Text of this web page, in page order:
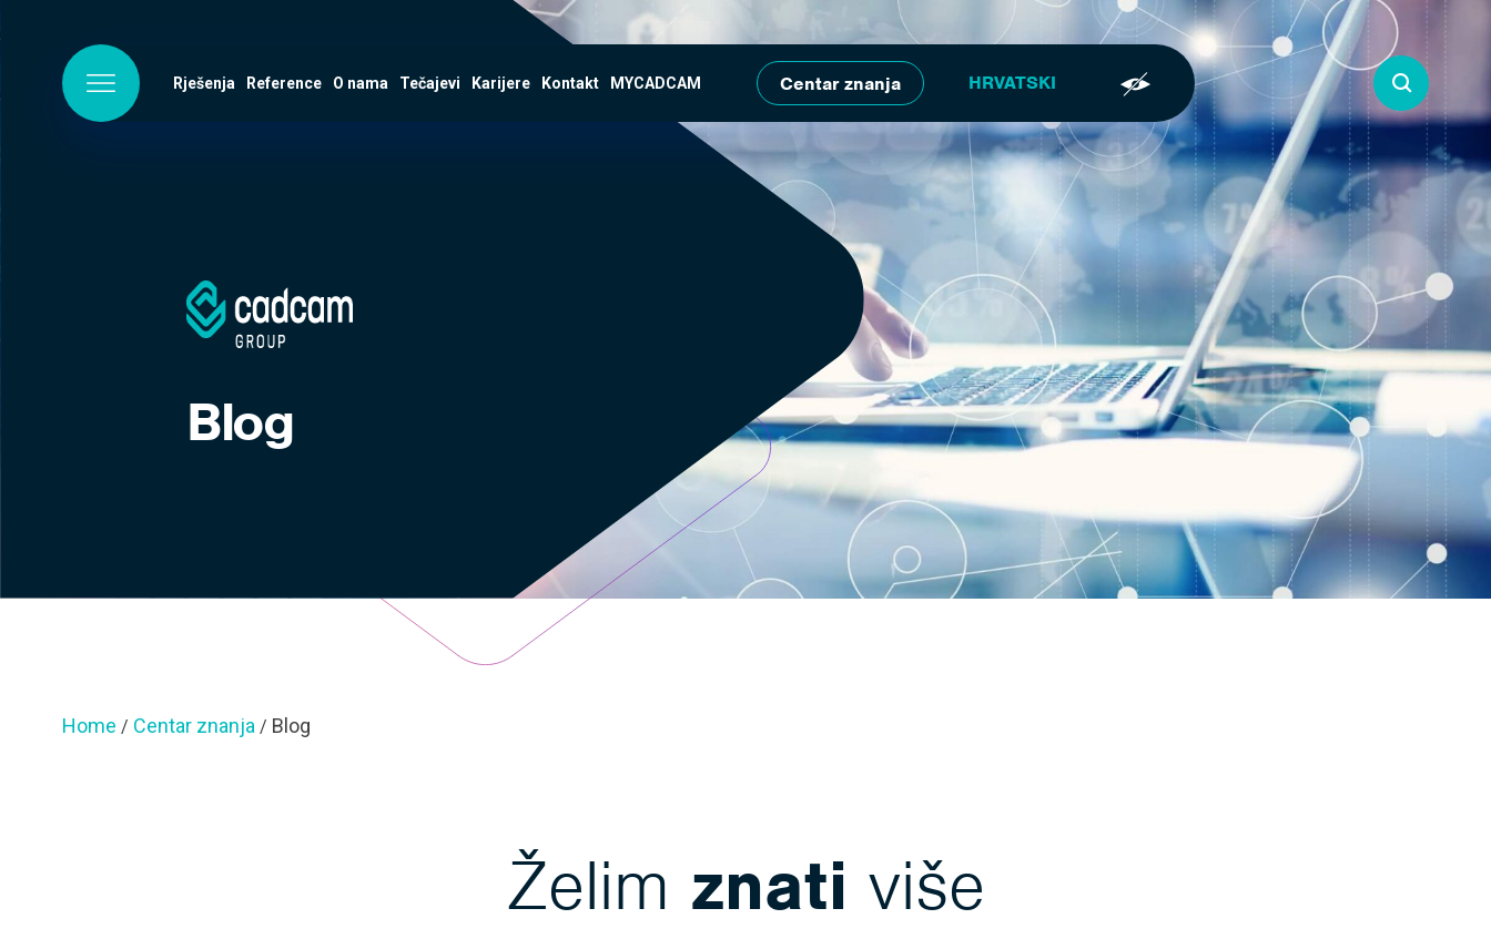
Skip to main content
Rješenja Reference O nama Tečajevi Karijere Kontakt MYCADCAM Centar znanja
Blog
Home / Centar znanja / Blog
Želim znati više